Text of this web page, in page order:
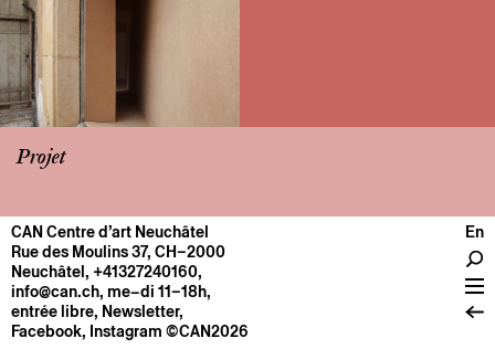
Projet
CENTRE
Infos pratiques
Fonctionnement
À propos
CAN Centre d’art Neuchâtel
Rue des Moulins 37, CH–2000
Neuchâtel, +41327240160,
info@can.ch, me–di 11–18h,
entrée libre, Newsletter,
Facebook, Instagram ©CAN2026
En